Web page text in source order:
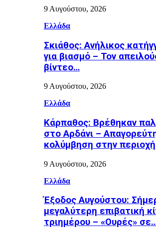
9 Αυγούστου, 2026
Ελλάδα
Σκιάθος: Ανήλικος
για βιασμό – Τον
βίντεο…
9 Αυγούστου, 2026
Ελλάδα
Κάρπαθος: Βρέθηκαν
στο Αρδάνι –
κολύμβηση στην περιοχή
9 Αυγούστου, 2026
Ελλάδα
Έξοδος Αυγούστου:
μεγαλύτερη επιβατική
τριημέρου – «Ουρές»